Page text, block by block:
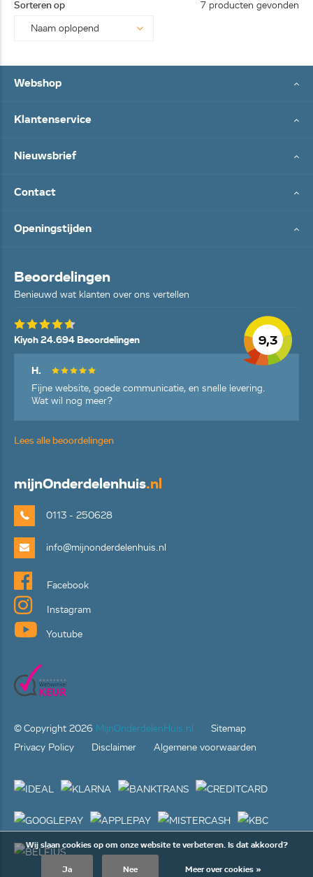
Sorteren op 7 producten gevonden
Wij slaan cookies op om onze website te verbeteren. Is dat akkoord?
Ja Nee Meer over cookies »
Webshop
Klantenservice
Nieuwsbrief
Contact
Openingstijden
Beoordelingen
Benieuwd wat klanten over ons vertellen
9,3
Kiyoh 24.694 Beoordelingen
H.
Fijne website, goede communicatie, en snelle levering.
Wat wil nog meer?
Lees alle beoordelingen
mijnOnderdelenhuis.nl
0113 - 250628
info@mijnonderdelenhuis.nl
Facebook
Instagram
Youtube
© Copyright 2026 MijnOnderdelenHuis.nl
Sitemap
Privacy Policy
Disclaimer Algemene voorwaarden